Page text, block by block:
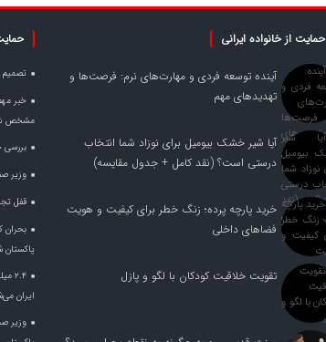
حمایت از خانواده ایرانی
آینده توسعه فردی و مهارت‌های نرم: فرصت‌ها و
تهدیدهای مهم
آیا شیر خشک بیومیل برای نوزاد شما انتخاب
درستی است؟ (نقد کامل + جدول مقایسه)
خرید پارچه پرده؛ زنگ خطر برای کیفیت و هویت
فضاهای داخلی
تقویت خلاقیت کودکان با لگو و پازل
تصمیم
مشخص
بررسی
وزیر
قفل
بحران
پاکستان
۲.۴
ایران